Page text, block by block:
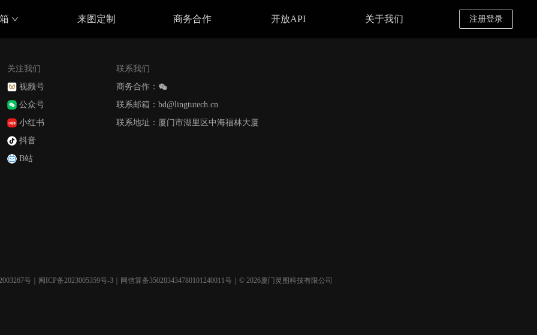
来图定制 商务合作 开放API 关于我们 注册登录
关注我们
视频号
公众号
小红书
抖音
B站
联系我们
商务合作：
联系邮箱：bd@lingtutech.cn
联系地址：厦门市湖里区中海福林大厦
号 闽ICP备2023005359号-3 ｜网信算备350203434780101240011号｜© 2026厦门灵图科技有限公司